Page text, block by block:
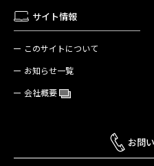
サイト情報
このサイトについて
お知らせ一覧
会社概要
お問